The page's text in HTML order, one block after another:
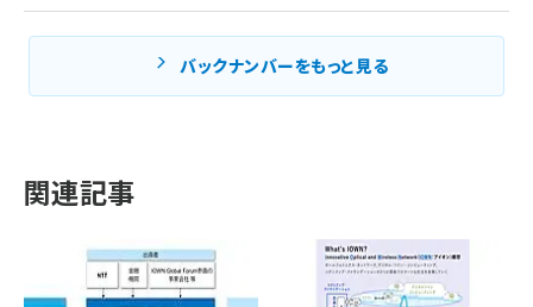
バックナンバーをもっと見る
関連記事